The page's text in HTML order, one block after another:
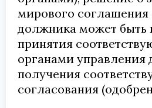
мирового
должника может быть
принятия
органами
получения
согласования